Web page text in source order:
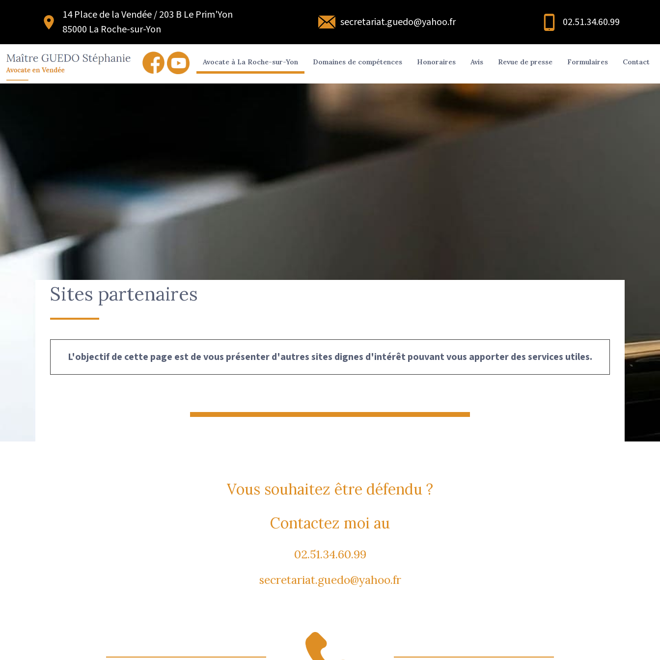
14 Place de la Vendée / 203 B Le Prim'Yon
85000 La Roche-sur-Yon
secretariat.guedo@yahoo.fr 02.51.34.60.99
Avocate à La Roche-sur-Yon Domaines de compétences Honoraires Avis Revue de presse Formulaires Contact
Sites partenaires
L'objectif de cette page est de vous présenter d'autres sites dignes d'intérêt pouvant vous apporter des services utiles.
Vous souhaitez être défendu ?
Contactez moi au
02.51.34.60.99
secretariat.guedo@yahoo.fr